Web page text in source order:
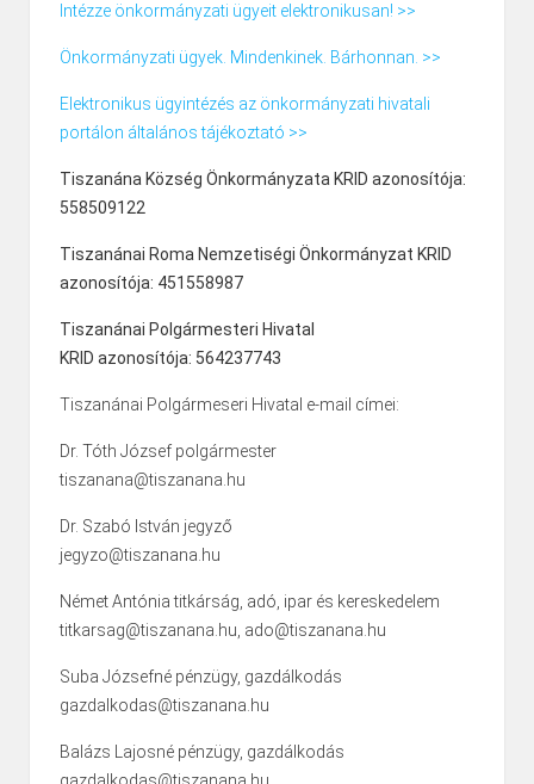
Intézze önkormányzati ügyeit elektronikusan! >>
Önkormányzati ügyek. Mindenkinek. Bárhonnan. >>
Elektronikus ügyintézés az önkormányzati hivatali
portálon általános tájékoztató >>
Tiszanána Község Önkormányzata KRID azonosítója:
558509122
Tiszanánai Roma Nemzetiségi Önkormányzat KRID
azonosítója: 451558987
Tiszanánai Polgármesteri Hivatal
KRID azonosítója: 564237743
Tiszanánai Polgármeseri Hivatal e-mail címei:
Dr. Tóth József polgármester
tiszanana@tiszanana.hu
Dr. Szabó István jegyző
jegyzo@tiszanana.hu
Német Antónia titkárság, adó, ipar és kereskedelem
titkarsag@tiszanana.hu, ado@tiszanana.hu
Suba Józsefné pénzügy, gazdálkodás
gazdalkodas@tiszanana.hu
Balázs Lajosné pénzügy, gazdálkodás